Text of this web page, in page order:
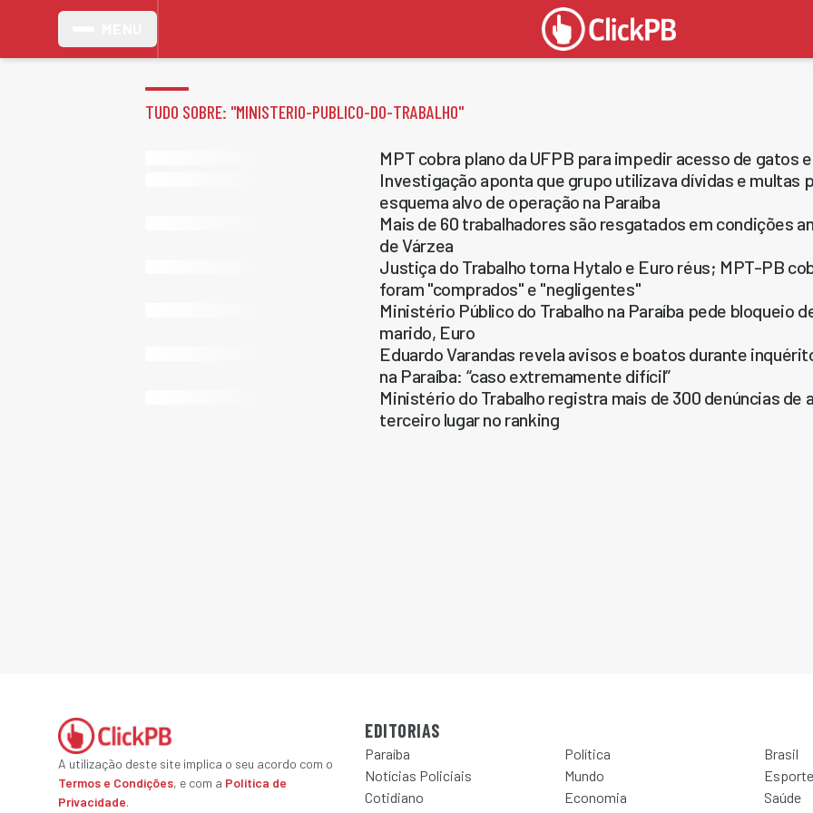
TUDO SOBRE: "MINISTERIO-PUBLICO-DO-TRABALHO"
MPT cobra plano da UFPB para impedir acesso de gatos
Investigação aponta que grupo utilizava dívidas e multas
esquema alvo de operação na Paraíba
Mais de 60 trabalhadores são resgatados em condições
de Várzea
Justiça do Trabalho torna Hytalo e Euro réus; MPT-PB
foram "comprados" e "negligentes"
Ministério Público do Trabalho na Paraíba pede bloqueio
marido, Euro
Eduardo Varandas revela avisos e boatos durante
na Paraíba: “caso extremamente difícil”
Ministério do Trabalho registra mais de 300 denúncias
terceiro lugar no ranking
A utilização deste site implica o seu acordo com o
Termos e Condições, e com a Política de
Privacidade.
EDITORIAS
Paraíba Política
Brasil
Notícias Policiais
Mundo
Esporte
Cotidiano
Economia
Saúde